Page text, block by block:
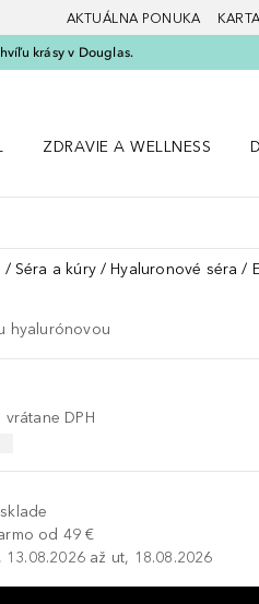
AKTUÁLNA PONUKA
krásy v Douglas.
ZDRAVIE A WELLNESS
Séra a kúry Hyaluronové séra
hyalurónovou
vrátane DPH
od 49 €
13.08.2026 až ut, 18.08.2026